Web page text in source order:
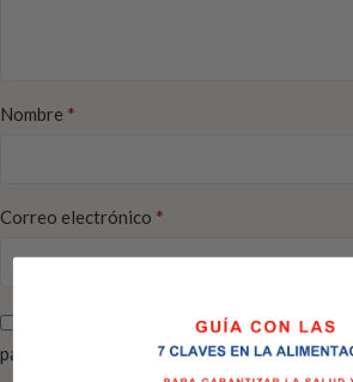
Nombre *
Correo electrónico *
Guarda mi nombre, correo electrónico y
para la próxima vez que comente.